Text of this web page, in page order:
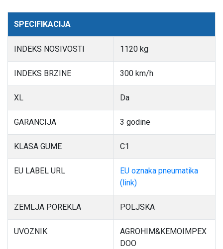
SPECIFIKACIJA
INDEKS NOSIVOSTI 1120 kg
INDEKS BRZINE 300 km/h
XL Da
GARANCIJA 3 godine
KLASA GUME C1
EU LABEL URL
EU oznaka pneumatika
(link)
ZEMLJA POREKLA POLJSKA
UVOZNIK
AGROHIM&KEMOIMPEX
DOO